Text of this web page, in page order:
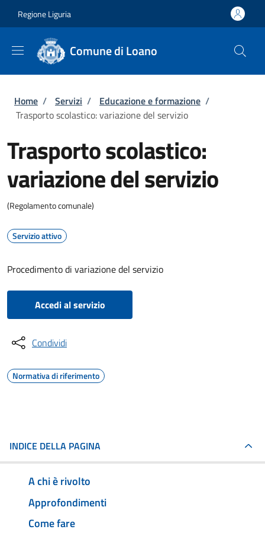
Regione Liguria
Comune di Loano
Briciole di pane
Home / Servizi / Educazione e formazione /
Trasporto scolastico: variazione del servizio
Trasporto scolastico:
variazione del servizio
(Regolamento comunale)
Servizio attivo
Procedimento di variazione del servizio
Accedi al servizio
Condividi
Normativa di riferimento
INDICE DELLA PAGINA
A chi è rivolto
Approfondimenti
Come fare